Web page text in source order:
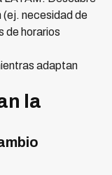
necesidad de
de horarios
adaptan
la